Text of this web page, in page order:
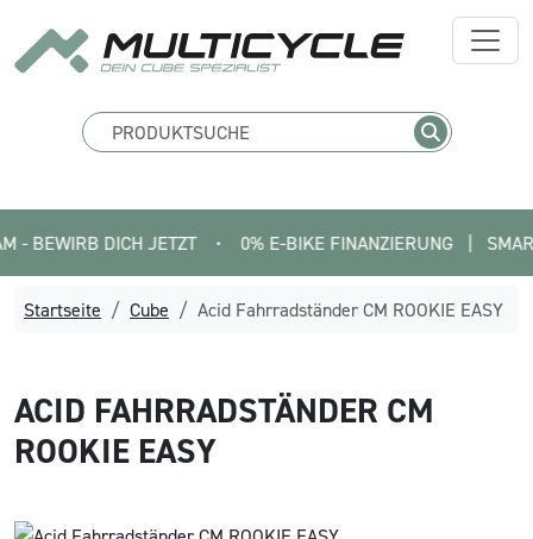
DICH JETZT • 0% E-BIKE FINANZIERUNG   |   SMARTFIT
Startseite Cube Acid Fahrradständer CM ROOKIE EASY
ACID FAHRRADSTÄNDER CM
ROOKIE EASY